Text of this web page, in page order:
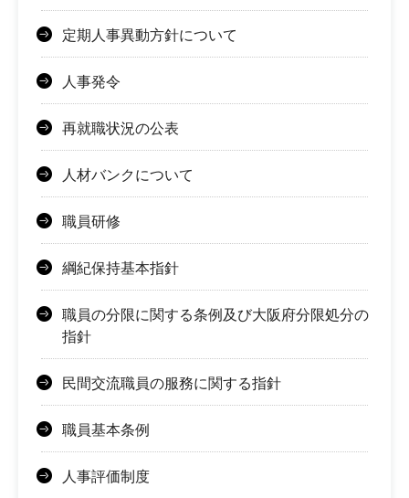
定期人事異動方針について
人事発令
再就職状況の公表
人材バンクについて
職員研修
綱紀保持基本指針
職員の分限に関する条例及び大阪府分限処分の
指針
民間交流職員の服務に関する指針
職員基本条例
人事評価制度